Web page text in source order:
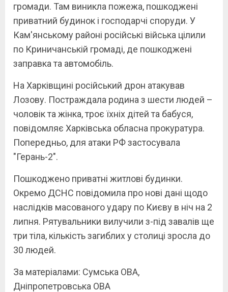
громади. Там виникла пожежа, пошкоджені
приватний будинок і господарчі споруди. У
Кам'янському районі російські війська цілили
по Криничанській громаді, де пошкоджені
заправка та автомобіль.
На Харківщині російський дрон атакував
Лозову. Постраждала родина з шести людей –
чоловік та жінка, троє їхніх дітей та бабуся,
повідомляє Харківська обласна прокуратура.
Попередньо, для атаки РФ застосувала
"Герань-2".
Пошкоджено приватні житлові будинки.
Окремо ДСНС повідомила про нові дані щодо
наслідків масованого удару по Києву в ніч на 2
липня. Рятувальники вилучили з-під завалів ще
три тіла, кількість загиблих у столиці зросла до
30 людей.
За матеріалами: Сумська ОВА,
Дніпропетровська ОВА